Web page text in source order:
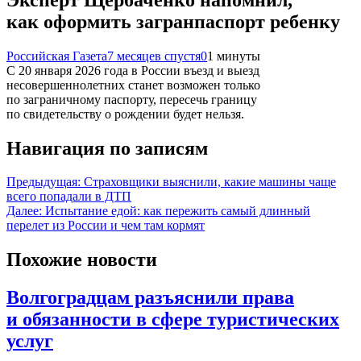
как оформить загранпаспорт ребенку
Российская Газета7 месяцев спустя01 минуты
С 20 января 2026 года в России въезд и выезд
несовершеннолетних станет возможен только
по заграничному паспорту, пересечь границу
по свидетельству о рождении будет нельзя.
Навигация по записям
Предыдущая: Страховщики выяснили, какие машины чаще
всего попадали в ДТП
Далее: Испытание едой: как пережить самый длинный
перелет из России и чем там кормят
Похожие новости
Волгоградцам разъяснили права
и обязанности в сфере туристических
услуг